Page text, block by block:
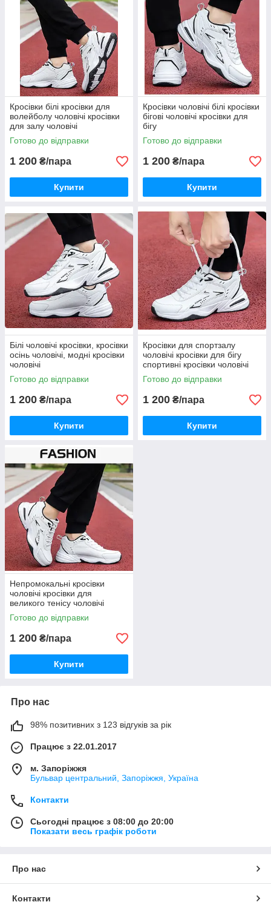
Кросівки білі кросівки для
волейболу чоловічі кросівки
для залу чоловічі
Готово до відправки
1 200 ₴/пара
Купити
Кросівки чоловічі білі кросівки
бігові чоловічі кросівки для
бігу
Готово до відправки
1 200 ₴/пара
Купити
Білі чоловічі кросівки, кросівки
осінь чоловічі, модні кросівки
чоловічі
Готово до відправки
1 200 ₴/пара
Купити
Кросівки для спортзалу
чоловічі кросівки для бігу
спортивні кросівки чоловічі
Готово до відправки
1 200 ₴/пара
Купити
Непромокальні кросівки
чоловічі кросівки для
великого тенісу чоловічі
весняні кросівки
Готово до відправки
1 200 ₴/пара
Купити
Про нас
98% позитивних з 123 відгуків за рік
Працює з 22.01.2017
м. Запоріжжя
Бульвар центральний, Запоріжжя, Україна
Контакти
Сьогодні працює з 08:00 до 20:00
Показати весь графік роботи
Про нас
Контакти